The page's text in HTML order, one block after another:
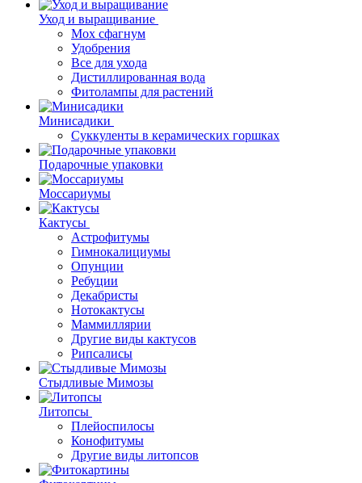
Уход и выращивание
Мох сфагнум
Удобрения
Все для ухода
Дистиллированная вода
Фитолампы для растений
Минисадики
Суккуленты в керамических горшках
Подарочные упаковки
Моссариумы
Кактусы
Астрофитумы
Гимнокалициумы
Опунции
Ребуции
Декабристы
Нотокактусы
Маммиллярии
Другие виды кактусов
Рипсалисы
Стыдливые Мимозы
Литопсы
Плейоспилосы
Конофитумы
Другие виды литопсов